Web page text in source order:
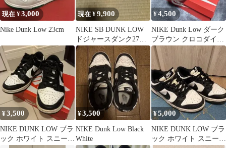
現在 ¥3,000
Nike Dunk Low 23cm
現在 ¥9,900
NIKE SB DUNK LOW
ドジャースダンク27セ
ンチ
¥4,500
NIKE Dunk Low ダーク
ブラウン クロコダイル
型押し
¥3,500
NIKE DUNK LOW ブラ
ック ホワイト スニーカ
¥3,500
NIKE Dunk Low Black
White
¥5,000
NIKE DUNK LOW ブラ
ック ホワイト スニーカ